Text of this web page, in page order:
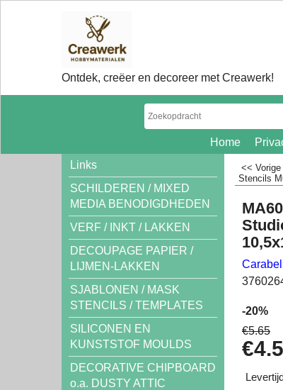
Ontdek, creëer en decoreer met Creawerk!
Home
Links
SCHILDEREN / MIXED
MEDIA BENODIGDHEDEN
VERF / INKT / LAKKEN
DECOUPAGE PAPIER /
LIJMEN-LAKKEN
SJABLONEN / MASK
STENCILS / TEMPLATES
SILICONEN EN
KUNSTSTOF MOULDS
DECORATIVE CHIPBOARD
o.a. DUSTY ATTIC
<< Vorige
Stencils
-20%
€5.65
€